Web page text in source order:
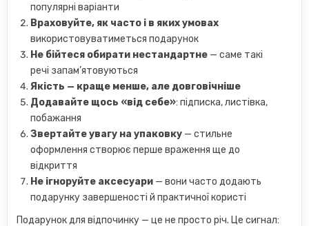
популярні варіанти
Враховуйте, як часто і в яких умовах
використовуватиметься подарунок
Не бійтеся обирати нестандартне — саме такі
речі запам’ятовуються
Якість — краще менше, але довговічніше
Додавайте щось «від себе»: підписка, листівка,
побажання
Звертайте увагу на упаковку — стильне
оформлення створює перше враження ще до
відкриття
Не ігноруйте аксесуари — вони часто додають
подарунку завершеності й практичної користі
Подарунок для відпочинку — це не просто річ. Це сигнал: